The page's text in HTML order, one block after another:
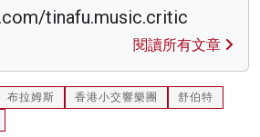
tinafu.music.critic
閱讀所有文章
布拉姆斯 香港小交響樂團
舒伯特